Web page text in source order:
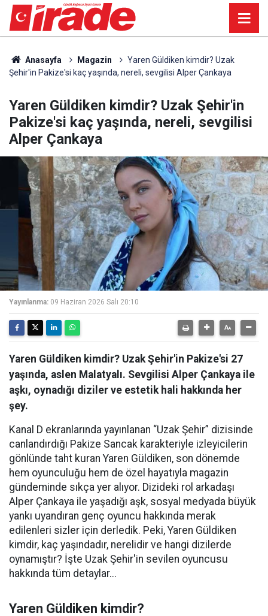
Anasayfa Magazin
Yaren Güldiken kimdir? Uzak
Şehir'in Pakize'si kaç yaşında, nereli, sevgilisi Alper Çankaya
Yaren Güldiken kimdir? Uzak Şehir'in
Pakize'si kaç yaşında, nereli, sevgilisi
Alper Çankaya
Yayınlanma: 09 Haziran 2026 Salı 20:10
Yaren Güldiken kimdir? Uzak Şehir'in Pakize'si 27
yaşında, aslen Malatyalı. Sevgilisi Alper Çankaya ile
aşkı, oynadığı diziler ve estetik hali hakkında her
şey.
Kanal D ekranlarında yayınlanan “Uzak Şehir” dizisinde
canlandırdığı Pakize Sancak karakteriyle izleyicilerin
gönlünde taht kuran Yaren Güldiken, son dönemde
hem oyunculuğu hem de özel hayatıyla magazin
gündeminde sıkça yer alıyor. Dizideki rol arkadaşı
Alper Çankaya ile yaşadığı aşk, sosyal medyada büyük
yankı uyandıran genç oyuncu hakkında merak
edilenleri sizler için derledik. Peki, Yaren Güldiken
kimdir, kaç yaşındadır, nerelidir ve hangi dizilerde
oynamıştır? İşte Uzak Şehir'in sevilen oyuncusu
hakkında tüm detaylar...
Yaren Güldiken kimdir?